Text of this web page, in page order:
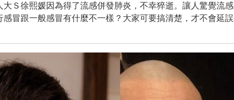
大Ｓ徐熙媛因為得了流感併發肺炎，不幸猝逝。讓人驚覺流
感冒跟一般感冒有什麼不一樣？大家可要搞清楚，才不會延